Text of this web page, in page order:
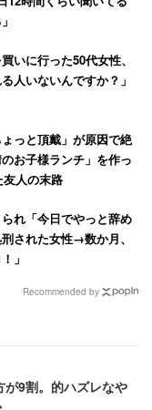
いに行った50代女性、
人いないんですか？」
っと頂戴」が原因で絶
お子様ランチ」を作っ
人の末路
れ「今日でやっと辞め
された女性→数か月、
」
Recommended by
9割。的ハズレなや